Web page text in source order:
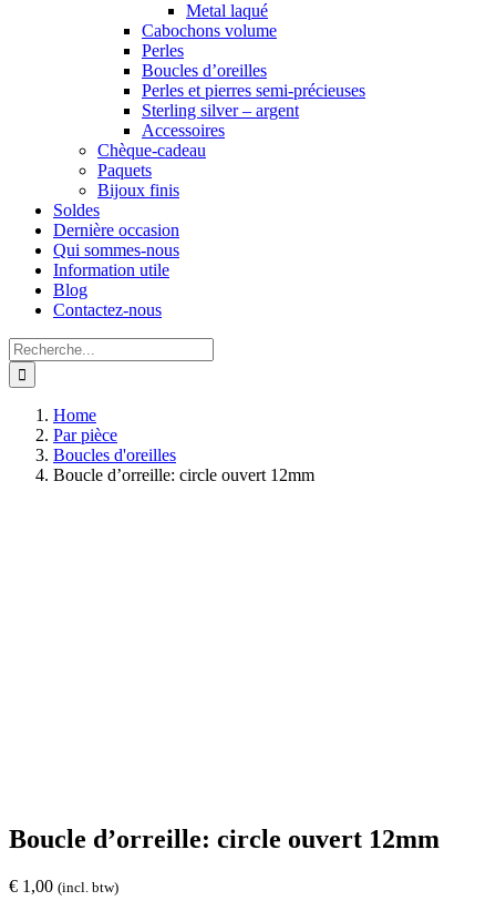
Metal laqué
Cabochons volume
Perles
Boucles d’oreilles
Perles et pierres semi-précieuses
Sterling silver – argent
Accessoires
Chèque-cadeau
Paquets
Bijoux finis
Soldes
Dernière occasion
Qui sommes-nous
Information utile
Blog
Contactez-nous
Search
for:
Home
Par pièce
Boucles d'oreilles
Boucle d’orreille: circle ouvert 12mm
Boucle d’orreille: circle ouvert 12mm
€ 1,00 (incl. btw)